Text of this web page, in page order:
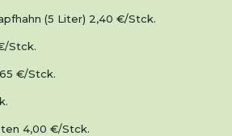
(5 Liter) 2,40 €/Stck.
Stck.
€/Stck.
4,00 €/Stck.